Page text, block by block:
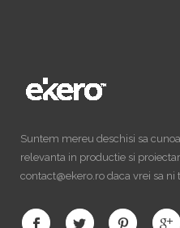
Suntem mereu deschisi sa
relevanta in productie si
contact@ekero.ro daca vrei sa ni